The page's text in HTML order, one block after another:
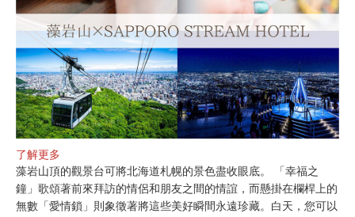
了解更多
藻岩山頂的觀景台可將北海道札幌的景色盡收眼底。 「幸福之
鐘」歌頌著前來拜訪的情侶和朋友之間的情誼，而懸掛在欄桿上的
無數「愛情鎖」則象徵著將這些美好瞬間永遠珍藏。白天，您可以